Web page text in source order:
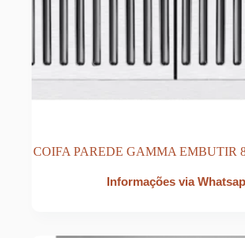
COIFA PAREDE GAMMA EMBUTIR
Informações via